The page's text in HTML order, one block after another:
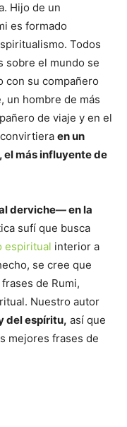
Hijo de un
es formado
Todos
sobre el mundo se
con su compañero
un hombre de más
de viaje y en el
en un
el más influyente de
derviche— en la
sufí que busca
espiritual interior a
se cree que
de Rumi,
Nuestro autor
del espíritu, así que
mejores frases de